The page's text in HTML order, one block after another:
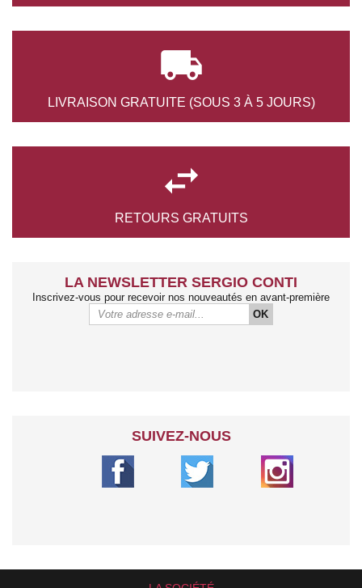

LIVRAISON GRATUITE (SOUS 3 À 5 JOURS)

RETOURS GRATUITS
LA NEWSLETTER SERGIO CONTI
Inscrivez-vous pour recevoir nos nouveautés en avant-première
OK
SUIVEZ-NOUS